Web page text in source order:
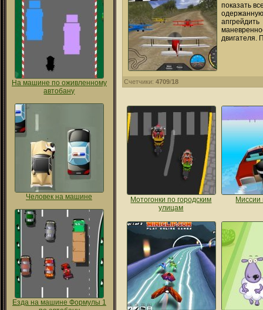
На машине по оживленному
автобану
Человек на машине
Езда на машине Формулы 1
показать
двигателя.
Счетчики: 4709/18
Мотогонки по городским
улицам
Миссии